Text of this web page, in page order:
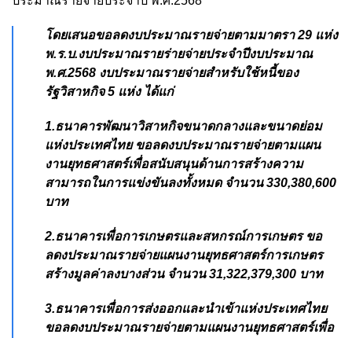
โดยเสนอขอลดงบประมาณรายจ่ายตามมาตรา 29 แห่ง
พ.ร.บ.งบประมาณรายร่ายจ่ายประจำปีงบประมาณ
พ.ศ.2568 งบประมาณรายจ่ายสำหรับใช้หนี้ของ
รัฐวิสาหกิจ 5 แห่ง ได้แก่
1.ธนาคารพัฒนาวิสาหกิจขนาดกลางและขนาดย่อม
แห่งประเทศไทย ขอลดงบประมาณรายจ่ายตามแผน
งานยุทธศาสตร์เพื่อสนับสนุนด้านการสร้างความ
สามารถในการแข่งขันลงทั้งหมด จำนวน 330,380,600
บาท
2.ธนาคารเพื่อการเกษตรและสหกรณ์การเกษตร ขอ
ลดงประมาณรายจ่ายแผนงานยุทธศาสตร์การเกษตร
สร้างมูลค่าลงบางส่วน จำนวน 31,322,379,300 บาท
3.ธนาคารเพื่อการส่งออกและนำเข้าแห่งประเทศไทย
ขอลดงบประมาณรายจ่ายตามแผนงานยุทธศาสตร์เพื่อ